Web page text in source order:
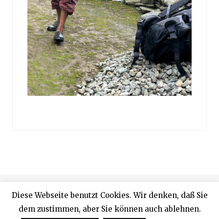
© 2024 Designed by Rainer Proffen
Top
Diese Webseite benutzt Cookies. Wir denken, daß Sie
dem zustimmen, aber Sie können auch ablehnen.